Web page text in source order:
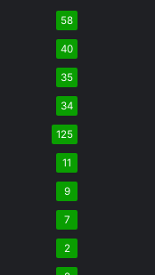
58
40
35
34
125
11
9
7
2